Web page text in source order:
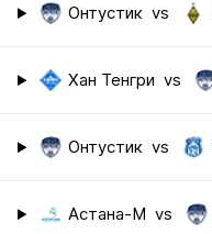
Онтустик vs
Хан Тенгри vs
Онтустик vs
Астана-М vs